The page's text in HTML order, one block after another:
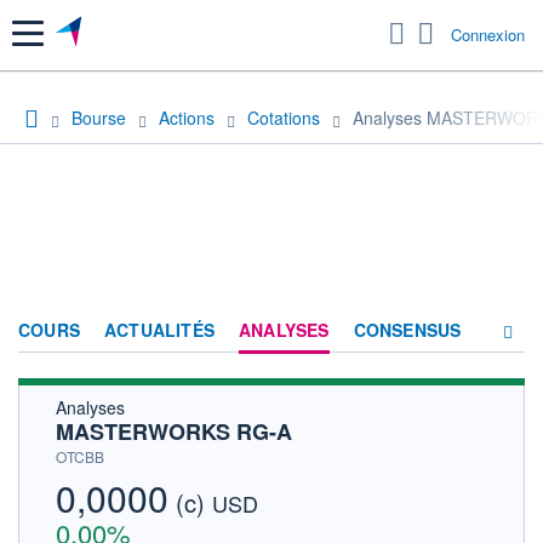
Menu Connexion
Bourse Actions Cotations Analyses
COURS ACTUALITÉS ANALYSES CONSENSUS
Analyses
MASTERWORKS RG-A
OTCBB
0,0000 (c) USD
0,00%